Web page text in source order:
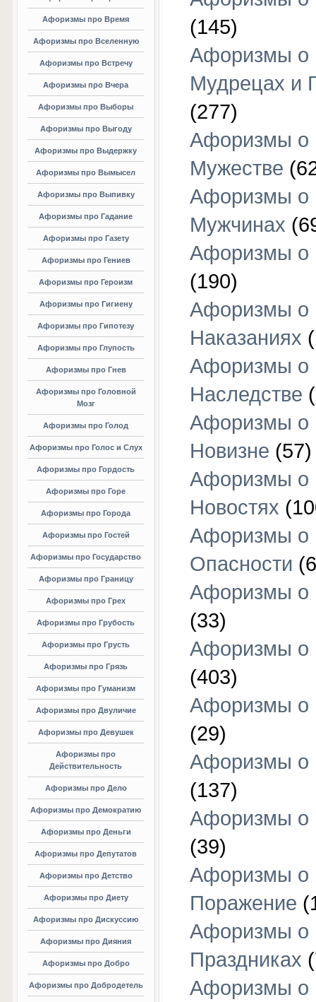
Афоризмы про Время
Афоризмы про Вселенную
Афоризмы про Встречу
Афоризмы про Вчера
Афоризмы про Выборы
Афоризмы про Выгоду
Афоризмы про Выдержку
Афоризмы про Вымысел
Афоризмы про Выпивку
Афоризмы про Гадание
Афоризмы про Газету
Афоризмы про Гениев
Афоризмы про Героизм
Афоризмы про Гигиену
Афоризмы про Гипотезу
Афоризмы про Глупость
Афоризмы про Гнев
Афоризмы про Головной
Мозг
Афоризмы про Голод
Афоризмы про Голос и Слух
Афоризмы про Гордость
Афоризмы про Горе
Афоризмы про Города
Афоризмы про Гостей
Афоризмы про Государство
Афоризмы про Границу
Афоризмы про Грех
Афоризмы про Грубость
Афоризмы про Грусть
Афоризмы про Грязь
Афоризмы про Гуманизм
Афоризмы про Двуличие
Афоризмы про Девушек
Афоризмы про
Действительность
Афоризмы про Дело
Афоризмы про Демократию
Афоризмы про Деньги
Афоризмы про Депутатов
Афоризмы про Детство
Афоризмы про Диету
Афоризмы про Дискуссию
Афоризмы про Дияния
Афоризмы про Добро
Афоризмы про Добродетель
(145)
Афоризмы о
Мудрецах и
(277)
Афоризмы о
Мужестве
Афоризмы о
Мужчинах
Афоризмы о
(190)
Афоризмы о
Наказаниях
Афоризмы о
Наследстве
Афоризмы о
Новизне (57)
Афоризмы о
Новостях
Афоризмы о
Опасности
Афоризмы о
(33)
Афоризмы
(403)
Афоризмы о
(29)
Афоризмы о
(137)
Афоризмы о
(39)
Афоризмы о
Поражение
Афоризмы о
Праздниках
Афоризмы о